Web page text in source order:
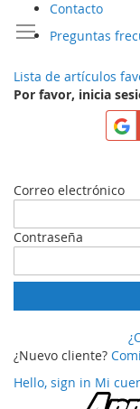
Contacto
Preguntas
Lista de artículos
Por favor, inicia
Correo electrónico
Contraseña
¿Nuevo cliente?
Hello, sign in Mi